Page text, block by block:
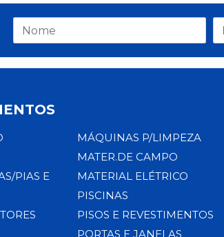
PIAS E
MÁQUINAS P/LIMPEZA
MATER.DE CAMPO
MATERIAL ELÉTRICO
PISCINAS
PISOS E REVESTIMENTOS
PORTAS E JANELAS